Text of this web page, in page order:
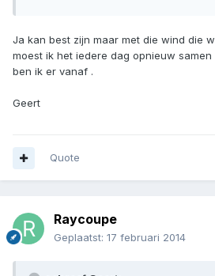
Ja kan best zijn maar met die wind die
moest ik het iedere dag opnieuw
ben ik er vanaf .
Geert
Quote
Raycoupe
Geplaatst: 17 februari 2014